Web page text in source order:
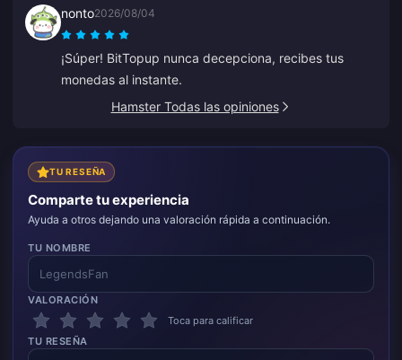
nonto2026/08/04
¡Súper! BitTopup nunca decepciona, recibes tus
monedas al instante.
Hamster Todas las opiniones
TU RESEÑA
Comparte tu experiencia
Ayuda a otros dejando una valoración rápida a continuación.
TU NOMBRE
VALORACIÓN
Toca para calificar
TU RESEÑA